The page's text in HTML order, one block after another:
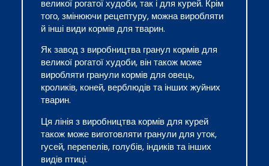
великої рогатої худоби, так і для курей. Крім
того, змінюючи рецептуру, можна виробляти
й інші види кормів для тварин.
Як завод з виробництва гранул кормів для
великої рогатої худоби, він також може
виробляти гранули кормів для овець,
кроликів, коней, верблюдів та інших жуйних
тварин.
Ця лінія з виробництва кормів для курей
також може виготовляти гранули для уток,
гусей, перепелів, голубів, індиків та інших
видів птиці.